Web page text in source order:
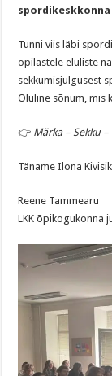
Tunni viis läbi
õpilastele eluliste
sekkumisjulgusest
Oluline sõnum, mis
👉 Märka – Sekku –
Täname Ilona
Reene Tammearu
LKK õpikogukonna